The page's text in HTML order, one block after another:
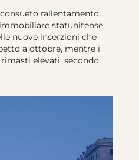
rallentamento
statunitense,
nuove inserzioni che
a ottobre, mentre i
elevati, secondo